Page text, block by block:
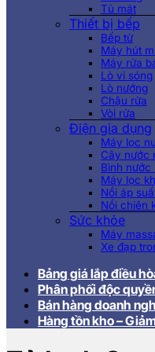
Tủ mát
Thiết bị bếp
Bếp từ
Máy hút
Máy rửa
Lò vi sóng
Lò nướng
Chậu rửa
Vòi rửa
Điện gia dụng
Máy lọc
Cây nước
Bình nước
Máy lọc
Nồi áp
Nồi chiên
Sức khỏe
Máy
Xe đạp
Bảng giá lắp điều
Phân phối độc
Bán hàng doanh
Hàng tồn kho –